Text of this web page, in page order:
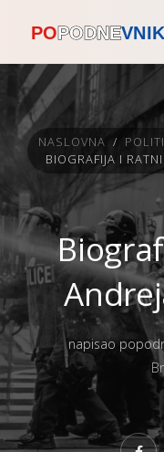
NASLOVNA /
napisao